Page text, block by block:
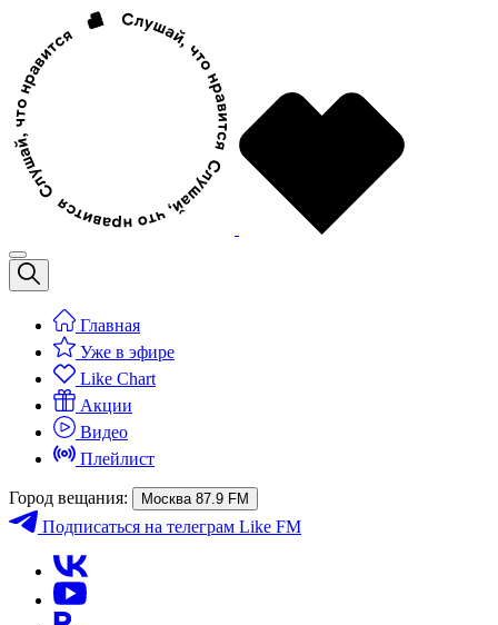
Главная
Уже в эфире
Like Chart
Акции
Видео
Плейлист
Город вещания: Москва 87.9 FM
Подписаться на телеграм Like FM